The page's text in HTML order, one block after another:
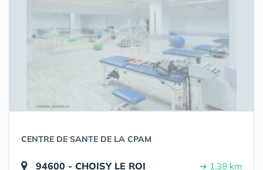
CENTRE DE SANTE DE LA CPAM
94600 - CHOISY LE ROI ➔ 1.38 km